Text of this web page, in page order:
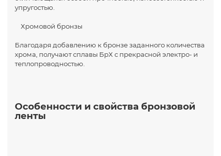
упругостью.
Хромовой бронзы
Благодаря добавлению к бронзе заданного количества
хрома, получают сплавы БрХ с прекрасной электро- и
теплопроводностью.
Особенности и свойства бронзовой
ленты